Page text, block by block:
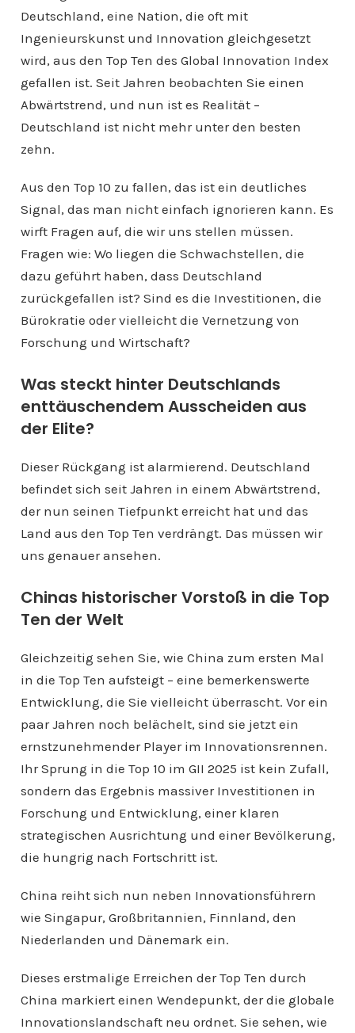
Deutschland, eine Nation, die oft mit
Ingenieurskunst und Innovation gleichgesetzt
wird, aus den Top Ten des Global Innovation Index
gefallen ist. Seit Jahren beobachten Sie einen
Abwärtstrend, und nun ist es Realität –
Deutschland ist nicht mehr unter den besten
zehn.
Aus den Top 10 zu fallen, das ist ein deutliches
Signal, das man nicht einfach ignorieren kann. Es
wirft Fragen auf, die wir uns stellen müssen.
Fragen wie: Wo liegen die Schwachstellen, die
dazu geführt haben, dass Deutschland
zurückgefallen ist? Sind es die Investitionen, die
Bürokratie oder vielleicht die Vernetzung von
Forschung und Wirtschaft?
Was steckt hinter Deutschlands
enttäuschendem Ausscheiden aus
der Elite?
Dieser Rückgang ist alarmierend. Deutschland
befindet sich seit Jahren in einem Abwärtstrend,
der nun seinen Tiefpunkt erreicht hat und das
Land aus den Top Ten verdrängt. Das müssen wir
uns genauer ansehen.
Chinas historischer Vorstoß in die Top
Ten der Welt
Gleichzeitig sehen Sie, wie China zum ersten Mal
in die Top Ten aufsteigt – eine bemerkenswerte
Entwicklung, die Sie vielleicht überrascht. Vor ein
paar Jahren noch belächelt, sind sie jetzt ein
ernstzunehmender Player im Innovationsrennen.
Ihr Sprung in die Top 10 im GII 2025 ist kein Zufall,
sondern das Ergebnis massiver Investitionen in
Forschung und Entwicklung, einer klaren
strategischen Ausrichtung und einer Bevölkerung,
die hungrig nach Fortschritt ist.
China reiht sich nun neben Innovationsführern
wie Singapur, Großbritannien, Finnland, den
Niederlanden und Dänemark ein.
Dieses erstmalige Erreichen der Top Ten durch
China markiert einen Wendepunkt, der die globale
Innovationslandschaft neu ordnet. Sie sehen, wie